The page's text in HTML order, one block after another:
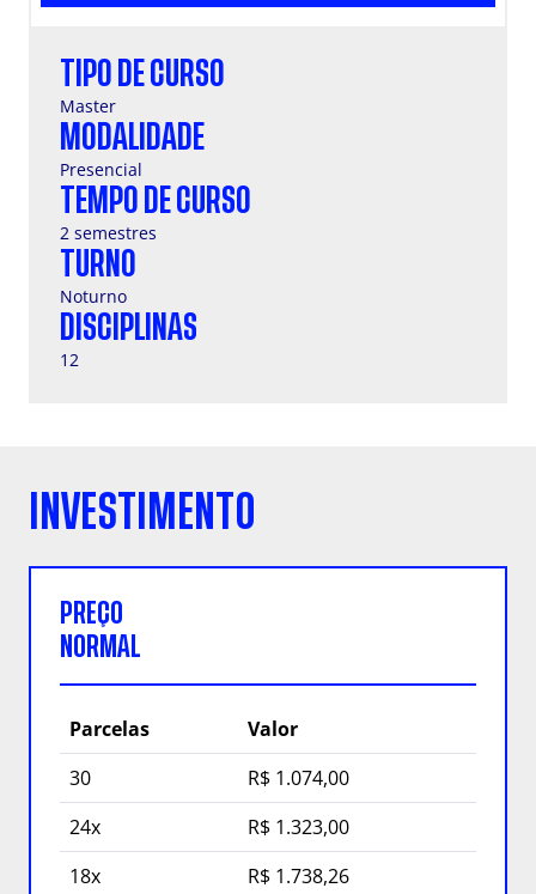
TIPO DE CURSO
Master
MODALIDADE
Presencial
TEMPO DE CURSO
2 semestres
TURNO
Noturno
DISCIPLINAS
12
INVESTIMENTO
PREÇO
NORMAL
Parcelas
Valor
30
R$ 1.074,00
24x
R$ 1.323,00
18x
R$ 1.738,26